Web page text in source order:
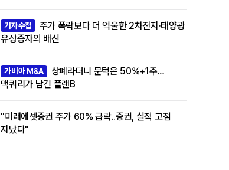
기자수첩
주가 폭락보다 더 억울한 2차전지·태양광
유상증자의 배신
가비아 M&A
상폐라더니 문턱은 50%+1주…
맥쿼리가 남긴 플랜B
"미래에셋증권 주가 60% 급락..증권, 실적 고점
지났다"